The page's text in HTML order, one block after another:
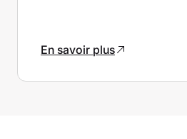
En savoir plus